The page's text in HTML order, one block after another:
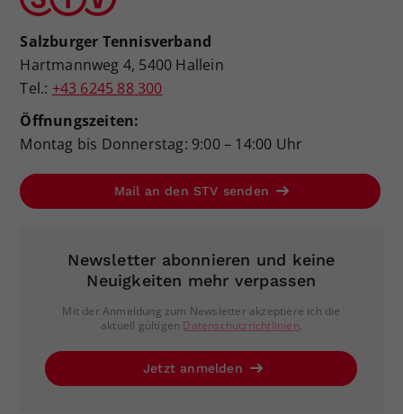
Salzburger Tennisverband
Hartmannweg 4, 5400 Hallein
Tel.: +43 6245 88 300
Öffnungszeiten:
Montag bis Donnerstag: 9:00 – 14:00 Uhr
Mail an den STV senden
Newsletter abonnieren und keine
Neuigkeiten mehr verpassen
Mit der Anmeldung zum Newsletter akzeptiere ich die
aktuell gültigen Datenschutzrichtlinien.
Jetzt anmelden